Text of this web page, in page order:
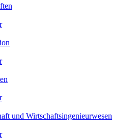
und Wirtschaftsingenieurwesen